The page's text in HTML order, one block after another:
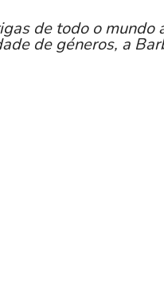
de todo o
de géneros, a